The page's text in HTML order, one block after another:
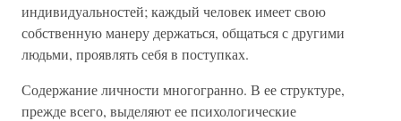
индивидуальностей; каждый человек имеет свою
собственную манеру держаться, общаться с другими
людьми, проявлять себя в поступках.
Содержание личности многогранно. В ее структуре,
прежде всего, выделяют ее психологические